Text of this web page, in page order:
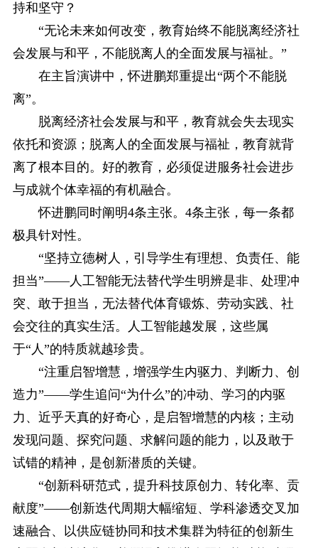
持和坚守？
“无论未来如何改变，教育始终不能脱离经济社
会发展与和平，不能脱离人的全面发展与福祉。”
在主旨演讲中，怀进鹏郑重提出“两个不能脱
离”。
脱离经济社会发展与和平，教育就会失去现实
依托和资源；脱离人的全面发展与福祉，教育就背
离了根本目的。好的教育，必须促进服务社会进步
与成就个体幸福的有机融合。
怀进鹏同时阐明4条主张。4条主张，每一条都
极具针对性。
“坚持立德树人，引导学生有理想、负责任、能
担当”——人工智能无法替代学生明辨是非、处理冲
突、敢于担当，无法替代体育锻炼、劳动实践、社
会交往的真实生活。人工智能越发展，这些属
于“人”的特质就越珍贵。
“注重启智增慧，增强学生内驱力、判断力、创
造力”——学生追问“为什么”的冲动、学习的内驱
力、近乎天真的好奇心，是启智增慧的内核；主动
发现问题、探究问题、求解问题的能力，以及敢于
试错的精神，是创新潜质的关键。
“创新科研范式，提升科技原创力、转化率、贡
献度”——创新迭代周期大幅缩短、学科渗透交叉加
速融合、以供应链协同和技术集群为特征的创新生